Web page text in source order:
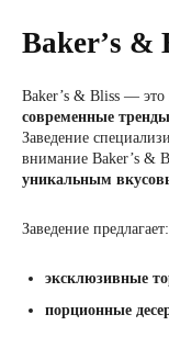
Bakerʼs &
Baker’s & Bliss — это
современные тренды
Заведение
внимание Baker’s &
уникальным
Заведение предлагает:
эксклюзивные
порционные